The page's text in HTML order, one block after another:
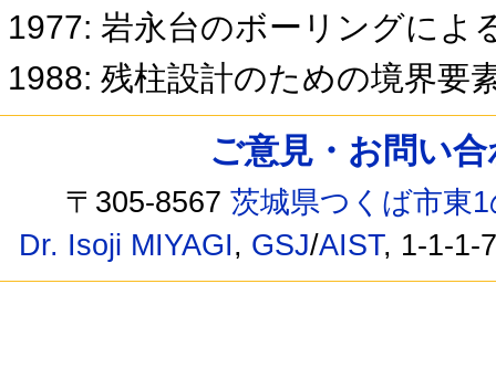
1977: 岩永台のボーリングによ
1988: 残柱設計のための境界要
ご意見・お問い
〒305-8567茨城県つくば市東
Dr. Isoji MIYAGI, GSJ/AIST, 1-1-1-